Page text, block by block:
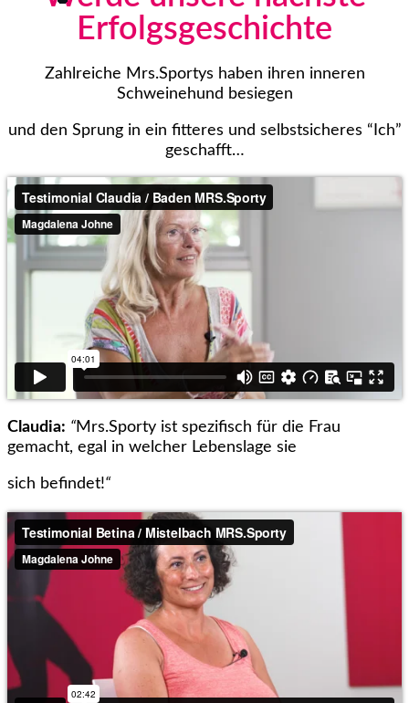
Erfolgsgeschichte
Zahlreiche Mrs.Sportys haben ihren inneren
Schweinehund besiegen
und den Sprung in ein fitteres und selbstsicheres “Ich”
geschafft…
Claudia: “Mrs.Sporty ist spezifisch für die Frau
gemacht, egal in welcher Lebenslage sie
sich befindet!“